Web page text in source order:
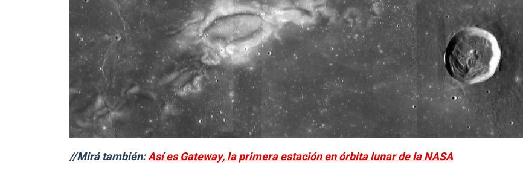
//Mirá también:Así es Gateway, la primera estación en órbita lunar de la NASA